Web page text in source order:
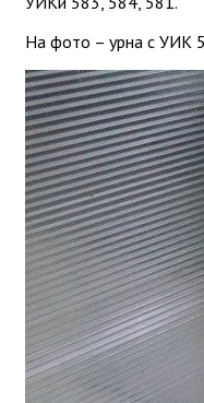
На фото – урна с УИК